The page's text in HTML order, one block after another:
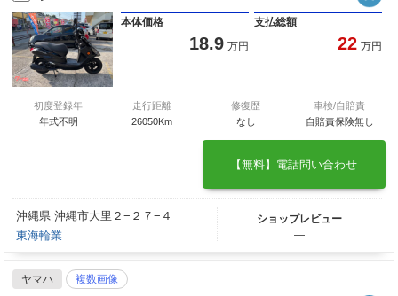
本体価格
18.9 万円
支払総額
22 万円
初度登録年
年式不明
走行距離
26050Km
修復歴
なし
車検/自賠責
自賠責保険無し
【無料】電話問い合わせ
沖縄県 沖縄市大里２−２７−４
東海輪業
ショップレビュー
―
ヤマハ 複数画像